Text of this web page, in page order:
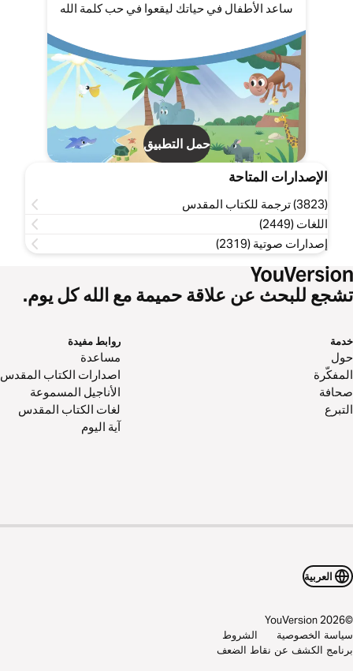
ساعد الأطفال في حياتك ليقعوا في حب كلمة الله
حمل التطبيق
الإصدارات المتاحة
(3823) ترجمة للكتاب المقدس
اللغات (2449)
إصدارات صوتية (2319)
تشجع للبحث عن علاقة حميمة مع الله كل يوم.
خدمة
حول‌
المفكّرة
صحافة
التبرع
روابط مفيدة
مساعدة
اصدارات الكتاب المقدس
الأناجيل المسموعة
لغات الكتاب المقدس
آية اليوم
العربية
©
2026
YouVersion
سياسة الخصوصية
الشروط
برنامج الكشف عن نقاط الضعف